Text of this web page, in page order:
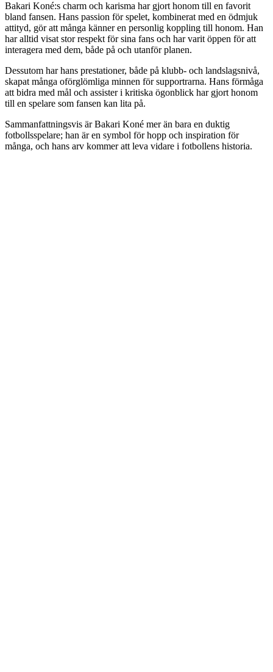
Bakari Koné:s charm och karisma har gjort honom till en favorit
bland fansen. Hans passion för spelet, kombinerat med en ödmjuk
attityd, gör att många känner en personlig koppling till honom. Han
har alltid visat stor respekt för sina fans och har varit öppen för att
interagera med dem, både på och utanför planen.
Dessutom har hans prestationer, både på klubb- och landslagsnivå,
skapat många oförglömliga minnen för supportrarna. Hans förmåga
att bidra med mål och assister i kritiska ögonblick har gjort honom
till en spelare som fansen kan lita på.
Sammanfattningsvis är Bakari Koné mer än bara en duktig
fotbollsspelare; han är en symbol för hopp och inspiration för
många, och hans arv kommer att leva vidare i fotbollens historia.